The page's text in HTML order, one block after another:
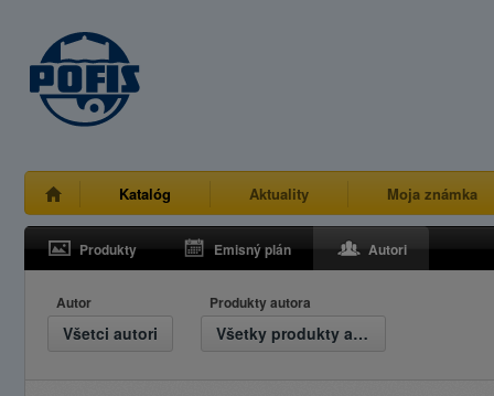
Katalóg Aktuality Moja známka
Produkty Emisný plán Autori
Autor
Všetci autori
Produkty autora
Všetky produkty autora